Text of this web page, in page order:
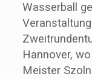
Wasserball
Hannover,
Meister